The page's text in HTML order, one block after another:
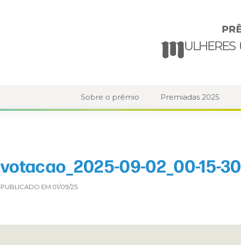
Sobre o prêmio Premiadas 2025
votacao_2025-09-02_00-15-30
PUBLICADO EM 01/09/25